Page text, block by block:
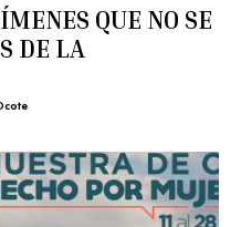
QUE NO SE
DE LA